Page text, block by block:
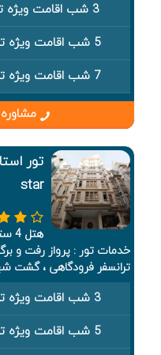
3 شب اقامت ویژه تیر ماه
5 شب اقامت ویژه تیر ماه
7 شب اقامت ویژه تیر ماه
مشاوره
star
هتل 4 ستاره
خدمات تور : پرواز رفت و
ترانسفر فرودگاهی ، گشت
3 شب اقامت ویژه تیر ماه
5 شب اقامت ویژه تیر ماه